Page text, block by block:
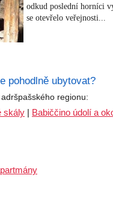
odkud poslední horníci
se otevřelo veřejnosti...
pohodlně ubytovat?
regionu:
skály | Babiččino údolí a